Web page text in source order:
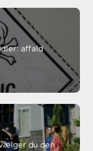
affald